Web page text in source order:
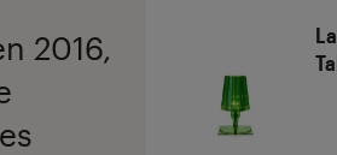
2016,